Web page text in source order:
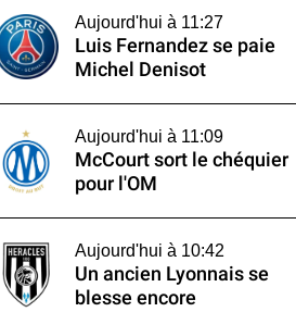
Aujourd'hui à 11:27
Luis Fernandez se paie
Michel Denisot
Aujourd'hui à 11:09
McCourt sort le chéquier
pour l'OM
Aujourd'hui à 10:42
Un ancien Lyonnais se
blesse encore